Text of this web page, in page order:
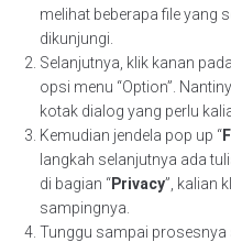
melihat beberapa file yang
dikunjungi.
Selanjutnya, klik kanan
opsi menu “Option”.
kotak dialog yang perlu
Kemudian jendela pop up “
langkah selanjutnya ada
di bagian “Privacy”, kalian
sampingnya.
Tunggu sampai prosesnya